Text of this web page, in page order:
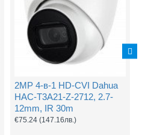
2MP 4-в-1 HD-CVI Dahua
HAC-T3A21-Z-2712, 2.7-
12mm, IR 30m
€75.24 (147.16лв.)